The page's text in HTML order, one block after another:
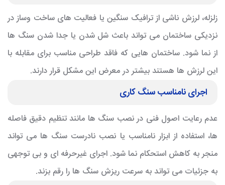
زلزله، لرزش ناشی از ترافیک سنگین یا فعالیت های ساخت وساز در
نزدیکی ساختمان می تواند باعث شل شدن یا جدا شدن سنگ ها
از نما شود. ساختمان هایی که فاقد طراحی مناسب برای مقابله با
این لرزش ها هستند بیشتر در معرض این مشکل قرار دارند.
اجرای نامناسب سنگ کاری
عدم رعایت اصول فنی در نصب سنگ ها مانند تنظیم دقیق فاصله
ها، استفاده از ابزار نامناسب یا نصب نادرست سنگ ها می تواند
منجر به کاهش استحکام نما شود. اجرای غیرحرفه ای و بی توجهی
به جزئیات می تواند به سرعت ریزش سنگ ها را رقم بزند.